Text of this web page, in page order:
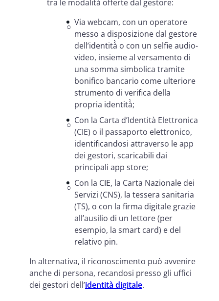
tra le modalità offerte dal gestore:
Via webcam, con un operatore
messo a disposizione dal gestore
dell’identità̀ o con un selfie audio-
video, insieme al versamento di
una somma simbolica tramite
bonifico bancario come ulteriore
strumento di verifica della
propria identità̀;
Con la Carta d’Identità Elettronica
(CIE) o il passaporto elettronico,
identificandosi attraverso le app
dei gestori, scaricabili dai
principali app store;
Con la CIE, la Carta Nazionale dei
Servizi (CNS), la tessera sanitaria
(TS), o con la firma digitale grazie
all’ausilio di un lettore (per
esempio, la smart card) e del
relativo pin.
In alternativa, il riconoscimento può avvenire
anche di persona, recandosi presso gli uffici
dei gestori dell’identità digitale.